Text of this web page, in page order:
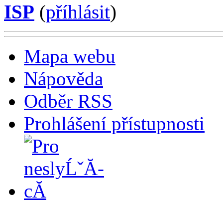
ISP (příhlásit)
Mapa webu
Nápověda
Odběr RSS
Prohlášení přístupnosti